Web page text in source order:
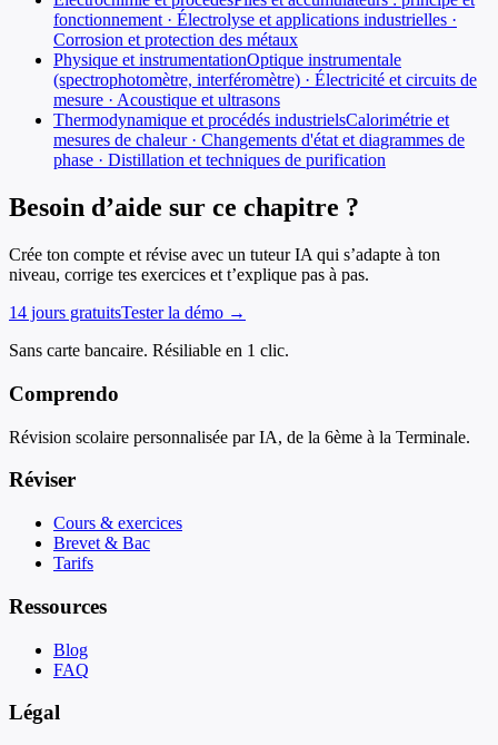
fonctionnement · Électrolyse et applications industrielles ·
Corrosion et protection des métaux
Physique et instrumentationOptique instrumentale
(spectrophotomètre, interféromètre) · Électricité et circuits de
mesure · Acoustique et ultrasons
Thermodynamique et procédés industrielsCalorimétrie et
mesures de chaleur · Changements d'état et diagrammes de
phase · Distillation et techniques de purification
Besoin d’aide sur ce chapitre ?
Crée ton compte et révise avec un tuteur IA qui s’adapte à ton
niveau, corrige tes exercices et t’explique pas à pas.
14 jours gratuitsTester la démo →
Sans carte bancaire. Résiliable en 1 clic.
Comprendo
Révision scolaire personnalisée par IA, de la 6ème à la Terminale.
Réviser
Cours & exercices
Brevet & Bac
Tarifs
Ressources
Blog
FAQ
Légal